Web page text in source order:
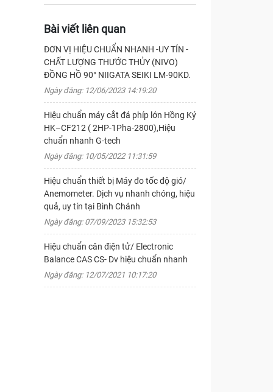
Bài viết liên quan
ĐƠN VỊ HIỆU CHUẨN NHANH -UY TÍN -
CHẤT LƯỢNG THƯỚC THỦY (NIVO)
ĐỒNG HỒ 90° NIIGATA SEIKI LM-90KD.
Ngày đăng: 12/06/2023 14:19:20
Hiệu chuẩn máy cắt đá phíp lớn Hồng Ký
HK–CF212 ( 2HP-1Pha-2800),Hiệu
chuẩn nhanh G-tech
Ngày đăng: 10/05/2022 11:31:59
Hiệu chuẩn thiết bị Máy đo tốc độ gió/
Anemometer. Dịch vụ nhanh chóng, hiệu
quả, uy tín tại Bình Chánh
Ngày đăng: 07/09/2023 15:32:53
Hiệu chuẩn cân điện tử/ Electronic
Balance CAS CS- Dv hiệu chuẩn nhanh
Ngày đăng: 12/07/2021 10:17:20